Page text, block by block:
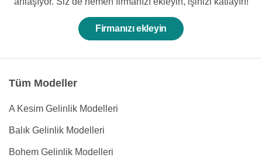
Firmanızı ekleyin
Tüm Modeller
A Kesim Gelinlik Modelleri
Balık Gelinlik Modelleri
Bohem Gelinlik Modelleri